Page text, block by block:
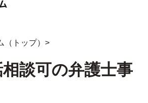
トップ） >
談可の弁護士事